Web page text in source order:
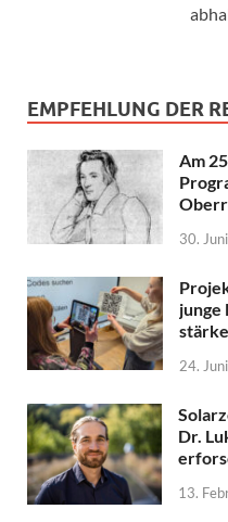
EMPFEHLUNG DER
Am
30.
junge
24.
Dr.
13.